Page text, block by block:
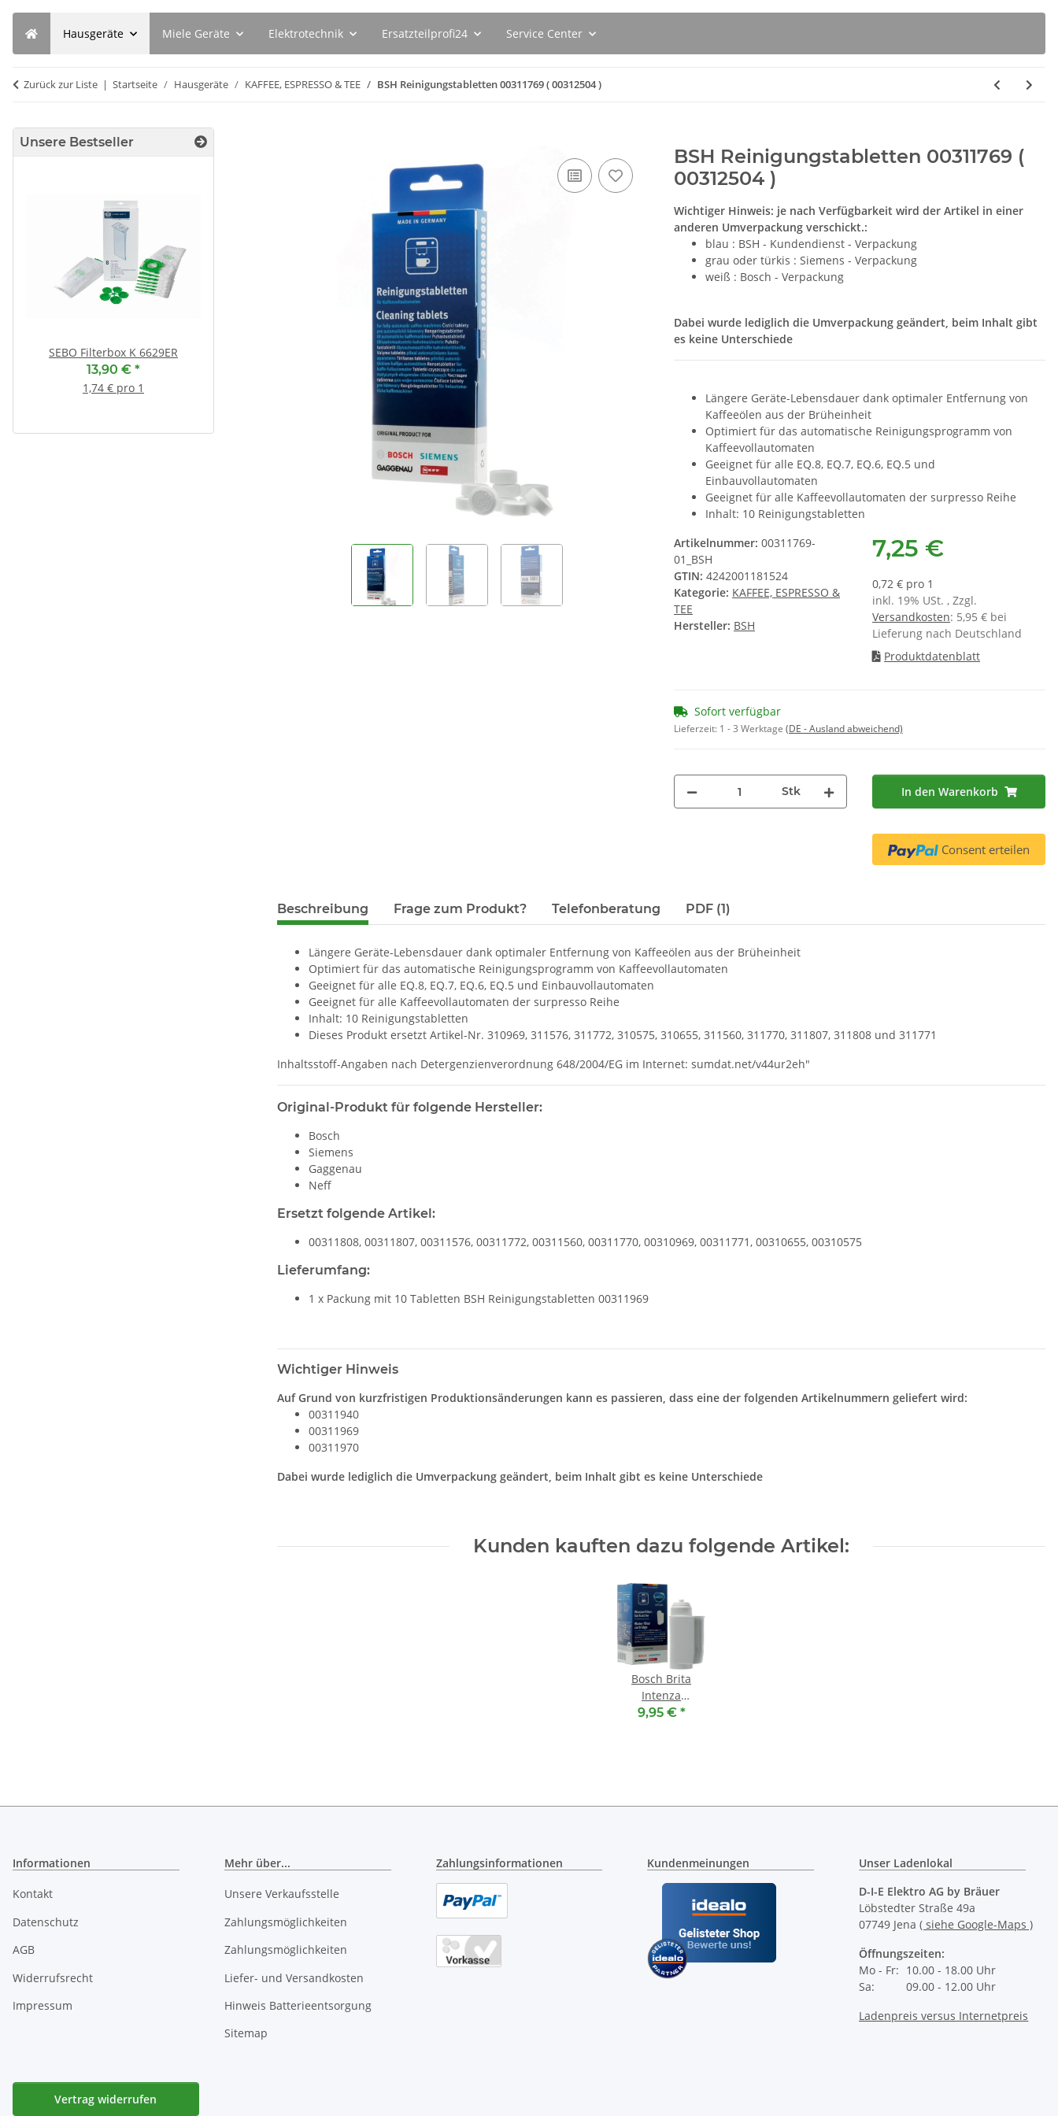
Hausgeräte Miele Geräte Elektrotechnik Ersatzteilprofi24 Service Center
Zurück zur Liste Startseite Hausgeräte KAFFEE, ESPRESSO & TEE BSH Reinigungstabletten 00311769 ( 00312504 )
BSH Reinigungstabletten 00311769 (
00312504 )
Wichtiger Hinweis: je nach Verfügbarkeit wird der Artikel in einer
anderen Umverpackung verschickt.:
blau : BSH - Kundendienst - Verpackung
grau oder türkis : Siemens - Verpackung
weiß : Bosch - Verpackung
Dabei wurde lediglich die Umverpackung geändert, beim Inhalt gibt
es keine Unterschiede
Längere Geräte-Lebensdauer dank optimaler Entfernung von
Kaffeeölen aus der Brüheinheit
Optimiert für das automatische Reinigungsprogramm von
Kaffeevollautomaten
Geeignet für alle EQ.8, EQ.7, EQ.6, EQ.5 und
Einbauvollautomaten
Geeignet für alle Kaffeevollautomaten der surpresso Reihe
Inhalt: 10 Reinigungstabletten
Artikelnummer: 00311769-
01_BSH
GTIN: 4242001181524
Kategorie: KAFFEE, ESPRESSO &
TEE
Hersteller: BSH
7,25 €
0,72 € pro 1
inkl. 19% USt. , Zzgl.
Versandkosten: 5,95 € bei
Lieferung nach Deutschland
Produktdatenblatt
Sofort verfügbar
Lieferzeit: 1 - 3 Werktage (DE - Ausland abweichend)
Stk In den Warenkorb
Consent erteilen
Beschreibung Frage zum Produkt? Telefonberatung PDF (1)
Längere Geräte-Lebensdauer dank optimaler Entfernung von Kaffeeölen aus der Brüheinheit
Optimiert für das automatische Reinigungsprogramm von Kaffeevollautomaten
Geeignet für alle EQ.8, EQ.7, EQ.6, EQ.5 und Einbauvollautomaten
Geeignet für alle Kaffeevollautomaten der surpresso Reihe
Inhalt: 10 Reinigungstabletten
Dieses Produkt ersetzt Artikel-Nr. 310969, 311576, 311772, 310575, 310655, 311560, 311770, 311807, 311808 und 311771
Inhaltsstoff-Angaben nach Detergenzienverordnung 648/2004/EG im Internet: sumdat.net/v44ur2eh"
Original-Produkt für folgende Hersteller:
Bosch
Siemens
Gaggenau
Neff
Ersetzt folgende Artikel:
00311808, 00311807, 00311576, 00311772, 00311560, 00311770, 00310969, 00311771, 00310655, 00310575
Lieferumfang:
1 x Packung mit 10 Tabletten BSH Reinigungstabletten 00311969
Wichtiger Hinweis
Auf Grund von kurzfristigen Produktionsänderungen kann es passieren, dass eine der folgenden Artikelnummern geliefert wird:
00311940
00311969
00311970
Dabei wurde lediglich die Umverpackung geändert, beim Inhalt gibt es keine Unterschiede
Kunden kauften dazu folgende Artikel:
Bosch Brita
Intenza
Wasserfilter
9,95 € *
Unsere Bestseller
SEBO Filterbox K 6629ER
13,90 € *
1,74 € pro 1
SEBO Filterbox D 8120ER
SEBO Filterbox X 5093ER
Informationen
Kontakt
Datenschutz
AGB
Widerrufsrecht
Impressum
Mehr über...
Unsere Verkaufsstelle
Zahlungsmöglichkeiten
Zahlungsmöglichkeiten
Liefer- und Versandkosten
Hinweis Batterieentsorgung
Sitemap
Zahlungsinformationen Kundenmeinungen
Unser Ladenlokal
D-I-E Elektro AG by Bräuer
Löbstedter Straße 49a
07749 Jena( siehe Google-Maps )
Öffnungszeiten:
Mo - Fr: 10.00 - 18.00 Uhr
Sa:
09.00 - 12.00 Uhr
Ladenpreis versus Internetpreis
Vertrag widerrufen